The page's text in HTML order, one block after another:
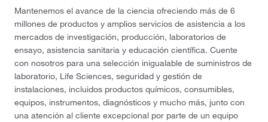
Mantenemos el avance de la ciencia ofreciendo más de 6
millones de productos y amplios servicios de asistencia a los
mercados de investigación, producción, laboratorios de
ensayo, asistencia sanitaria y educación científica. Cuente
con nosotros para una selección inigualable de suministros de
laboratorio, Life Sciences, seguridad y gestión de
instalaciones, incluidos productos químicos, consumibles,
equipos, instrumentos, diagnósticos y mucho más, junto con
una atención al cliente excepcional por parte de un equipo